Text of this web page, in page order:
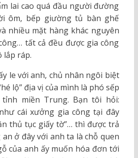
lai cao quá đầu người đường
ôm, bếp giường tủ bàn ghế
nhiều mặt hàng khác nguyên
tất cả đều được gia công
lắp ráp.
le với anh, chủ nhân ngôi biệt
lộ” địa vị của mình là phó sếp
miền Trung. Bạn tôi hỏi:
cái xưởng gia công tại đây
thủ tục giấy tờ”… thì được trả
ở đây với anh ta là chỗ quen
của anh ấy muốn hóa đơn tới